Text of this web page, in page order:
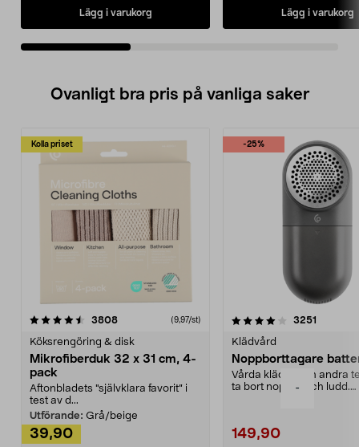
-
Lägg i varukorg Lägg i varukorg
Ovanligt bra pris på vanliga saker
Kolla priset
3808recensioner (9,97/st)
Köksrengöring & disk
Mikrofiberduk 32 x 31 cm, 4-
pack
Aftonbladets "självklara favorit” i
test av d...
Utförande: Grå/beige
39,90
-25%
4.0av 5 stjärnor 3251
Klädvård
Noppborttagare
Vårda kläder och andra
ta bort noppor och ludd.
149,90
4.5av 5 stjärnor